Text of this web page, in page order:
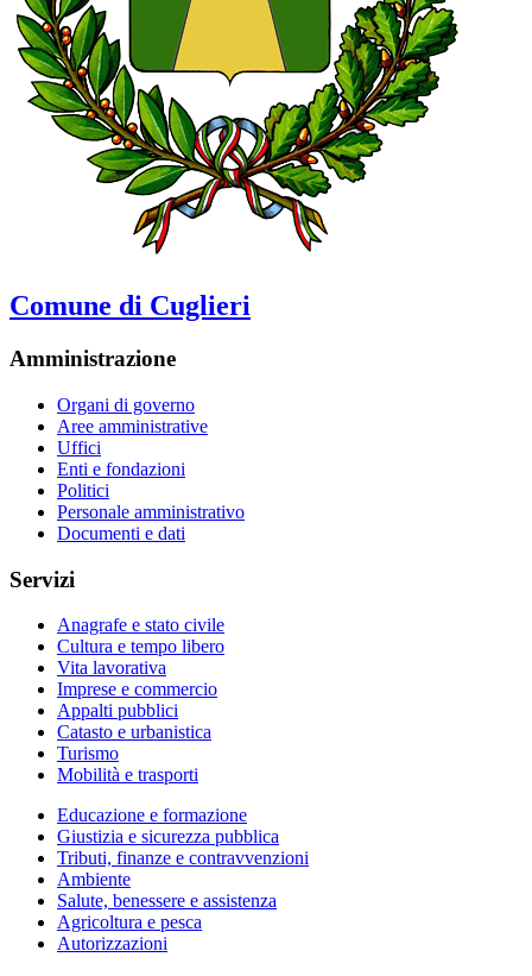
Comune di Cuglieri
Amministrazione
Organi di governo
Aree amministrative
Uffici
Enti e fondazioni
Politici
Personale amministrativo
Documenti e dati
Servizi
Anagrafe e stato civile
Cultura e tempo libero
Vita lavorativa
Imprese e commercio
Appalti pubblici
Catasto e urbanistica
Turismo
Mobilità e trasporti
Educazione e formazione
Giustizia e sicurezza pubblica
Tributi, finanze e contravvenzioni
Ambiente
Salute, benessere e assistenza
Agricoltura e pesca
Autorizzazioni